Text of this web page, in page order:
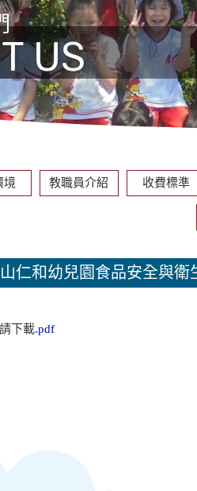
US
境 教職員介紹 收費標準
仁和幼兒園食品安全與衛
下載.pdf